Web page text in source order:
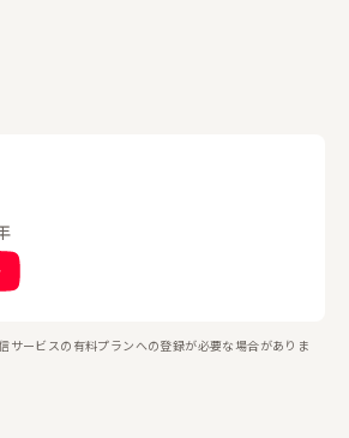
サービスの有料プランへの登録が必要な場合がありま